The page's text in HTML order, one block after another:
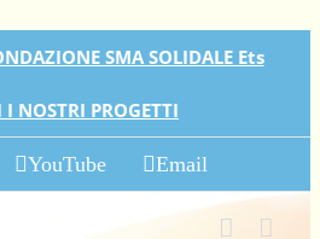
SMA SOLIDALE Ets
I NOSTRI PROGETTI
YouTube Email